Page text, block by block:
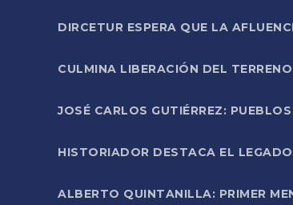
DIRCETUR ESPERA QUE LA
CULMINA LIBERACIÓN DEL
JOSÉ CARLOS GUTIÉRREZ:
HISTORIADOR DESTACA EL
ALBERTO QUINTANILLA: PRIMER